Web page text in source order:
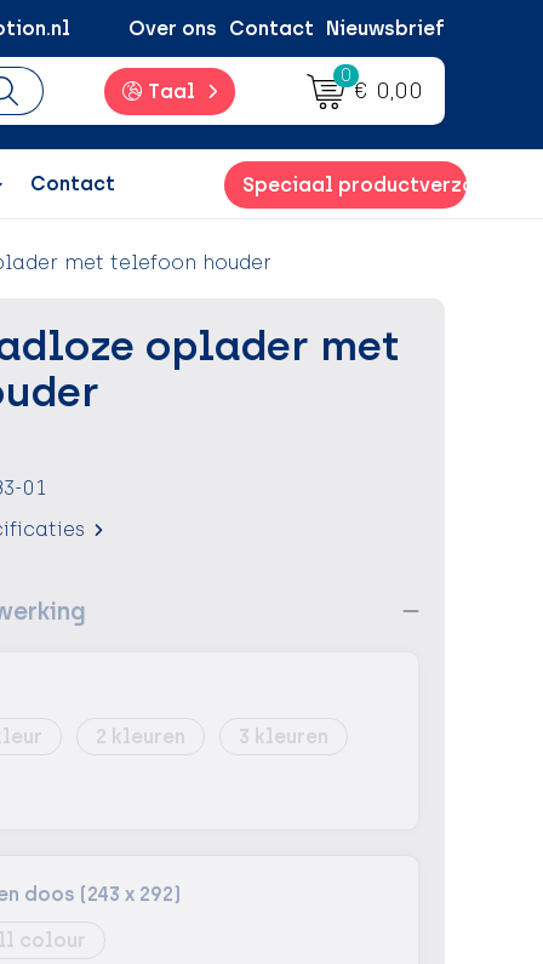
Over ons Contact Nieuwsbrief
Taal
0
€ 0,00
Contact Speciaal productverzoek
met telefoon houder
oplader met
01
2
3
doos (243 x 292)
colour